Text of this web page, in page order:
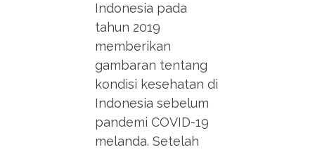
Indonesia pada
tahun 2019
memberikan
gambaran tentang
kondisi kesehatan di
Indonesia sebelum
pandemi COVID-19
melanda. Setelah